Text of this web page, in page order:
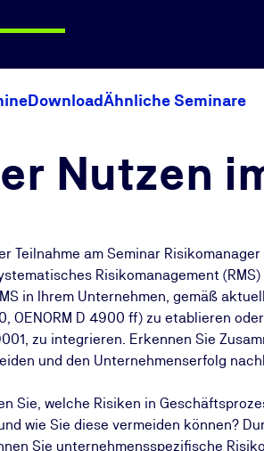
DownloadÄhnliche Seminare
Nutzen
Teilnahme am Seminar
Risikomanagement
in Ihrem Unternehmen, gemäß
OENORM D 4900 ff) zu etablieren
zu integrieren. Erkennen Sie
und den Unternehmenserfolg
Sie, welche Risiken in
wie Sie diese vermeiden können?
Sie unternehmensspezifische